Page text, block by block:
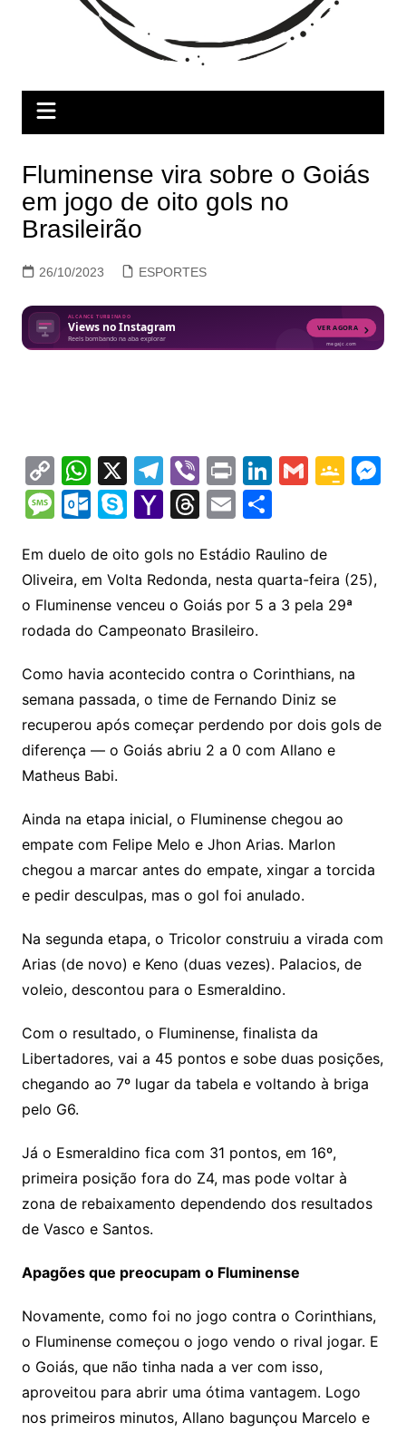
Fluminense vira sobre o Goiás
em jogo de oito gols no
Brasileirão
26/10/2023 ESPORTES
C
o
p
y
Li
n
k
W
h
at
s
A
p
p
X T
el
e
gr
a
m
Vi
b
er
Pr
in
t
Li
n
k
e
dI
n
G
l
G
e
Cl
s
o
M
M
s
s
a
g
e
O
lo
o
k.
c
o
m
S
y
p
e
Y
h
o
o
M
ai
l
T
e
a
d
s
E
ai
l
S
ar
e
Em duelo de oito gols no Estádio Raulino de
Oliveira, em Volta Redonda, nesta quarta-feira (25),
o Fluminense venceu o Goiás por 5 a 3 pela 29ª
rodada do Campeonato Brasileiro.
Como havia acontecido contra o Corinthians, na
semana passada, o time de Fernando Diniz se
recuperou após começar perdendo por dois gols de
diferença — o Goiás abriu 2 a 0 com Allano e
Matheus Babi.
Ainda na etapa inicial, o Fluminense chegou ao
empate com Felipe Melo e Jhon Arias. Marlon
chegou a marcar antes do empate, xingar a torcida
e pedir desculpas, mas o gol foi anulado.
Na segunda etapa, o Tricolor construiu a virada com
Arias (de novo) e Keno (duas vezes). Palacios, de
voleio, descontou para o Esmeraldino.
Com o resultado, o Fluminense, finalista da
Libertadores, vai a 45 pontos e sobe duas posições,
chegando ao 7º lugar da tabela e voltando à briga
pelo G6.
Já o Esmeraldino fica com 31 pontos, em 16º,
primeira posição fora do Z4, mas pode voltar à
zona de rebaixamento dependendo dos resultados
de Vasco e Santos.
Apagões que preocupam o Fluminense
Novamente, como foi no jogo contra o Corinthians,
o Fluminense começou o jogo vendo o rival jogar. E
o Goiás, que não tinha nada a ver com isso,
aproveitou para abrir uma ótima vantagem. Logo
nos primeiros minutos, Allano bagunçou Marcelo e